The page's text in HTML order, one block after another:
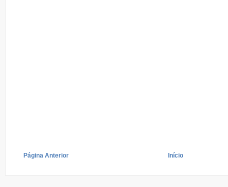
Página Anterior Início